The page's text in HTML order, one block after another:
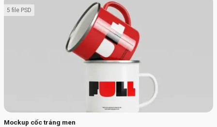
Mockup cốc tráng men
5 file PSD